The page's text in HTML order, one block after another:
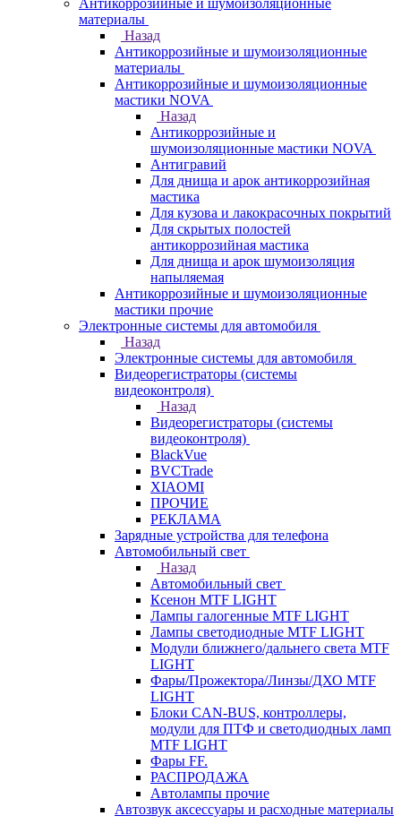
Антикоррозийные и шумоизоляционные
материалы
Назад
Антикоррозийные и шумоизоляционные
материалы
Антикоррозийные и шумоизоляционные
мастики NOVA
Назад
Антикоррозийные и
шумоизоляционные мастики NOVA
Антигравий
Для днища и арок антикоррозийная
мастика
Для кузова и лакокрасочных покрытий
Для скрытых полостей
антикоррозийная мастика
Для днища и арок шумоизоляция
напыляемая
Антикоррозийные и шумоизоляционные
мастики прочие
Электронные системы для автомобиля
Назад
Электронные системы для автомобиля
Видеорегистраторы (системы
видеоконтроля)
Назад
Видеорегистраторы (системы
видеоконтроля)
BlackVue
BVCTrade
XIAOMI
ПРОЧИЕ
РЕКЛАМА
Зарядные устройства для телефона
Автомобильный свет
Назад
Автомобильный свет
Ксенон MTF LIGHT
Лампы галогенные MTF LIGHT
Лампы светодиодные MTF LIGHT
Модули ближнего/дальнего света MTF
LIGHT
Фары/Прожектора/Линзы/ДХО MTF
LIGHT
Блоки CAN-BUS, контроллеры,
модули для ПТФ и светодиодных ламп
MTF LIGHT
Фары FF.
РАСПРОДАЖА
Автолампы прочие
Автозвук аксессуары и расходные материалы